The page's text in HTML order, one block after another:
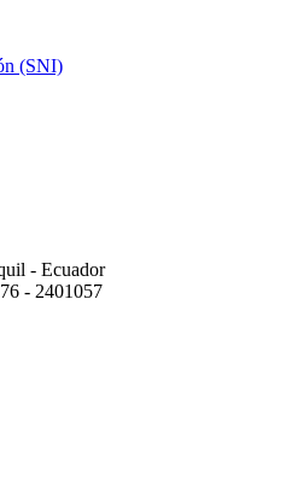
(SNI)
- Ecuador
- 2401057